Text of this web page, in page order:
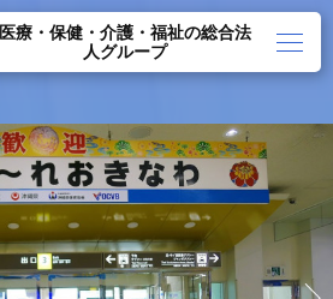
医療・保健・介護・福祉の総合法
人グループ